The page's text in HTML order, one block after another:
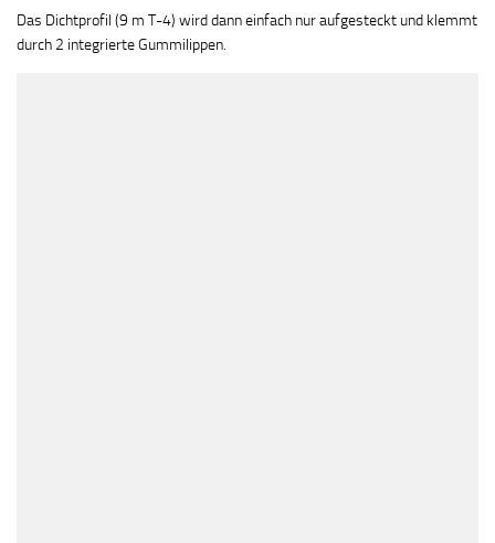
Das Dichtprofil (9 m T-4) wird dann einfach nur aufgesteckt und klemmt
durch 2 integrierte Gummilippen.